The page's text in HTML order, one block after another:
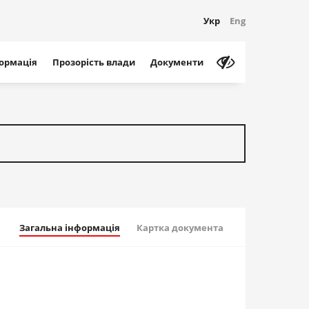
Укр Eng
Прозорість влади Документи
Загальна інформація Картка документа